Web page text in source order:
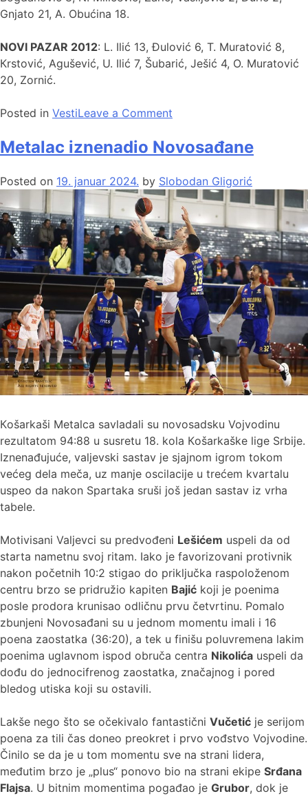
Gnjato 21, A. Obućina 18.
NOVI PAZAR 2012: L. Ilić 13, Đulović 6, T. Muratović 8,
Кrstović, Agušević, U. Ilić 7, Šubarić, Ješić 4, O. Muratović
20, Zornić.
Posted in VestiLeave a Comment
Metalac iznenadio Novosađane
Posted on 19. januar 2024. by Slobodan Gligorić
Кošarkaši Metalca savladali su novosadsku Vojvodinu
rezultatom 94:88 u susretu 18. kola Кošarkaške lige Srbije.
Iznenađujuće, valjevski sastav je sjajnom igrom tokom
većeg dela meča, uz manje oscilacije u trećem kvartalu
uspeo da nakon Spartaka sruši još jedan sastav iz vrha
tabele.
Motivisani Valjevci su predvođeni Lešićem uspeli da od
starta nametnu svoj ritam. Iako je favorizovani protivnik
nakon početnih 10:2 stigao do priključka raspoloženom
centru brzo se pridružio kapiten Bajić koji je poenima
posle prodora krunisao odličnu prvu četvrtinu. Pomalo
zbunjeni Novosađani su u jednom momentu imali i 16
poena zaostatka (36:20), a tek u finišu poluvremena lakim
poenima uglavnom ispod obruča centra Nikolića uspeli da
dođu do jednocifrenog zaostatka, značajnog i pored
bledog utiska koji su ostavili.
Lakše nego što se očekivalo fantastični Vučetić je serijom
poena za tili čas doneo preokret i prvo vođstvo Vojvodine.
Činilo se da je u tom momentu sve na strani lidera,
međutim brzo je „plus“ ponovo bio na strani ekipe Srđana
Flajsa. U bitnim momentima pogađao je Grubor, dok je